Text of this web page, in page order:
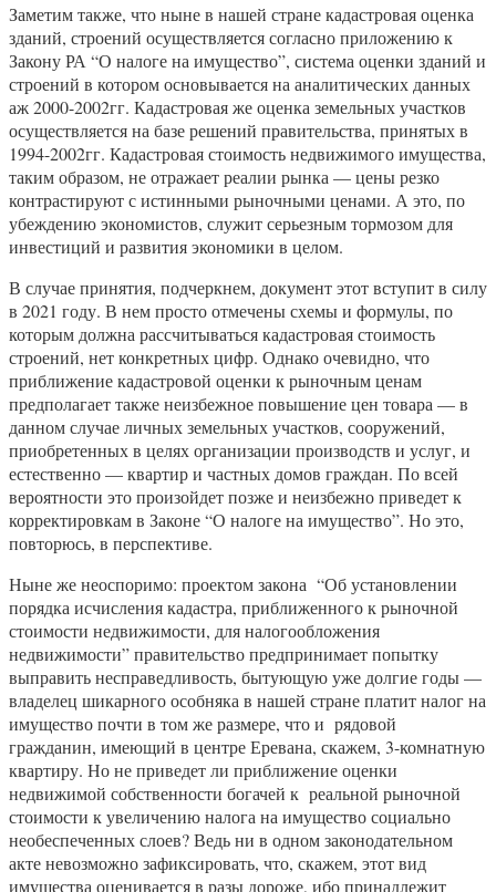
Заметим также, что ныне в нашей стране кадастровая оценка
зданий, строений осуществляется согласно приложению к
Закону РА “О налоге на имущество”, система оценки зданий и
строений в котором основывается на аналитических данных
аж 2000-2002гг. Кадастровая же оценка земельных участков
осуществляется на базе решений правительства, принятых в
1994-2002гг. Кадастровая стоимость недвижимого имущества,
таким образом, не отражает реалии рынка — цены резко
контрастируют с истинными рыночными ценами. А это, по
убеждению экономистов, служит серьезным тормозом для
инвестиций и развития экономики в целом.
В случае принятия, подчеркнем, документ этот вступит в силу
в 2021 году. В нем просто отмечены схемы и формулы, по
которым должна рассчитываться кадастровая стоимость
строений, нет конкретных цифр. Однако очевидно, что
приближение кадастровой оценки к рыночным ценам
предполагает также неизбежное повышение цен товара — в
данном случае личных земельных участков, сооружений,
приобретенных в целях организации производств и услуг, и
естественно — квартир и частных домов граждан. По всей
вероятности это произойдет позже и неизбежно приведет к
корректировкам в Законе “О налоге на имущество”. Но это,
повторюсь, в перспективе.
Ныне же неоспоримо: проектом закона “Об установлении
порядка исчисления кадастра, приближенного к рыночной
стоимости недвижимости, для налогообложения
недвижимости” правительство предпринимает попытку
выправить несправедливость, бытующую уже долгие годы —
владелец шикарного особняка в нашей стране платит налог на
имущество почти в том же размере, что и рядовой
гражданин, имеющий в центре Еревана, скажем, 3-комнатную
квартиру. Но не приведет ли приближение оценки
недвижимой собственности богачей к реальной рыночной
стоимости к увеличению налога на имущество социально
необеспеченных слоев? Ведь ни в одном законодательном
акте невозможно зафиксировать, что, скажем, этот вид
имущества оценивается в разы дороже, ибо принадлежит